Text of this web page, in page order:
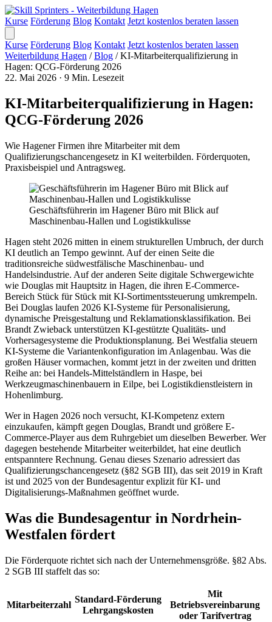
Kurse Förderung Blog Kontakt Jetzt kostenlos beraten lassen
Kurse Förderung Blog Kontakt Jetzt kostenlos beraten lassen
Weiterbildung Hagen / Blog / KI-Mitarbeiterqualifizierung in
Hagen: QCG-Förderung 2026
22. Mai 2026 · 9 Min. Lesezeit
KI-Mitarbeiterqualifizierung in Hagen:
QCG-Förderung 2026
Wie Hagener Firmen ihre Mitarbeiter mit dem
Qualifizierungschancengesetz in KI weiterbilden. Förderquoten,
Praxisbeispiel und Antragsweg.
Geschäftsführerin im Hagener Büro mit Blick auf
Maschinenbau-Hallen und Logistikkulisse
Hagen steht 2026 mitten in einem strukturellen Umbruch, der durch
KI deutlich an Tempo gewinnt. Auf der einen Seite die
traditionsreiche südwestfälische Maschinenbau- und
Handelsindustrie. Auf der anderen Seite digitale Schwergewichte
wie Douglas mit Hauptsitz in Hagen, die ihren E-Commerce-
Bereich Stück für Stück mit KI-Sortimentssteuerung umkrempeln.
Bei Douglas laufen 2026 KI-Systeme für Personalisierung,
dynamische Preisgestaltung und Reklamationsklassifikation. Bei
Brandt Zwieback unterstützen KI-gestützte Qualitäts- und
Vorhersagesysteme die Produktionsplanung. Bei Westfalia steuern
KI-Systeme die Variantenkonfiguration im Anlagenbau. Was die
großen Häuser vormachen, kommt jetzt in der zweiten und dritten
Reihe an: bei Handels-Mittelständlern in Haspe, bei
Werkzeugmaschinenbauern in Eilpe, bei Logistikdienstleistern in
Hohenlimburg.
Wer in Hagen 2026 noch versucht, KI-Kompetenz extern
einzukaufen, kämpft gegen Douglas, Brandt und größere E-
Commerce-Player aus dem Ruhrgebiet um dieselben Bewerber. Wer
dagegen bestehende Mitarbeiter weiterbildet, hat eine deutlich
entspanntere Rechnung. Genau dieses Szenario adressiert das
Qualifizierungschancengesetz (§82 SGB III), das seit 2019 in Kraft
ist und 2025 von der Bundesagentur explizit für KI- und
Digitalisierungs-Maßnahmen geöffnet wurde.
Was die Bundesagentur in Nordrhein-
Westfalen fördert
Die Förderquote richtet sich nach der Unternehmensgröße. §82 Abs.
2 SGB III staffelt das so:
Mitarbeiterzahl
Standard-Förderung
Lehrgangskosten
Mit
Betriebsvereinbarung
oder Tarifvertrag